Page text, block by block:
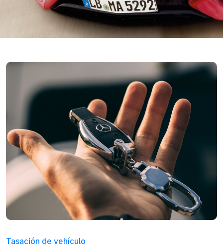
Tasación de vehículo